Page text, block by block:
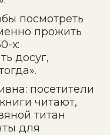
посмотреть
прожить
х:
досуг,
посетители
читают,
титан
для